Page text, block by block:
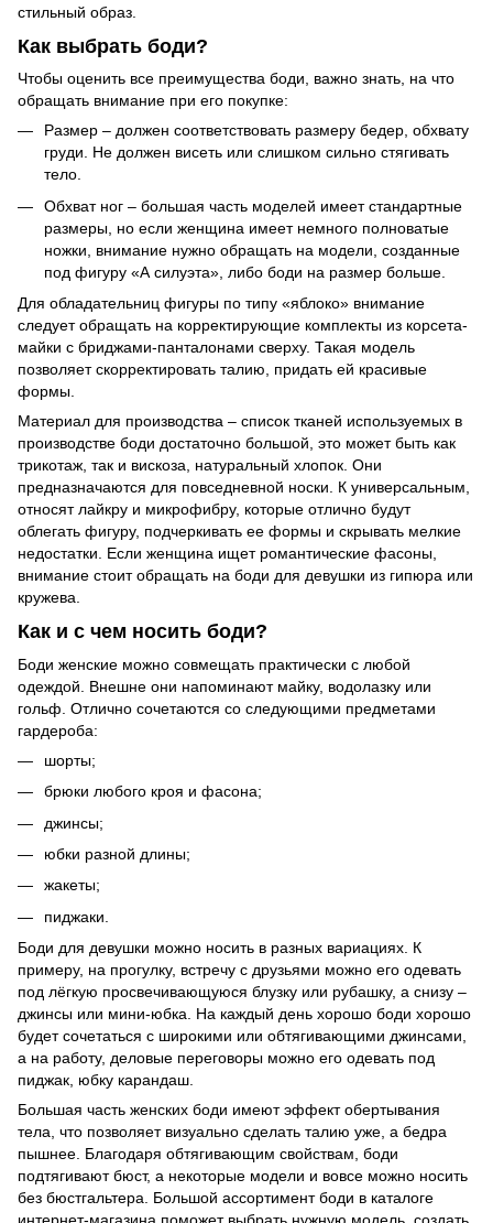
стильный образ.
Как выбрать боди?
Чтобы оценить все преимущества боди, важно знать, на что
обращать внимание при его покупке:
Размер – должен соответствовать размеру бедер, обхвату
груди. Не должен висеть или слишком сильно стягивать
тело.
Обхват ног – большая часть моделей имеет стандартные
размеры, но если женщина имеет немного полноватые
ножки, внимание нужно обращать на модели, созданные
под фигуру «А силуэта», либо боди на размер больше.
Для обладательниц фигуры по типу «яблоко» внимание
следует обращать на корректирующие комплекты из корсета-
майки с бриджами-панталонами сверху. Такая модель
позволяет скорректировать талию, придать ей красивые
формы.
Материал для производства – список тканей используемых в
производстве боди достаточно большой, это может быть как
трикотаж, так и вискоза, натуральный хлопок. Они
предназначаются для повседневной носки. К универсальным,
относят лайкру и микрофибру, которые отлично будут
облегать фигуру, подчеркивать ее формы и скрывать мелкие
недостатки. Если женщина ищет романтические фасоны,
внимание стоит обращать на боди для девушки из гипюра или
кружева.
Как и с чем носить боди?
Боди женские можно совмещать практически с любой
одеждой. Внешне они напоминают майку, водолазку или
гольф. Отлично сочетаются со следующими предметами
гардероба:
шорты;
брюки любого кроя и фасона;
джинсы;
юбки разной длины;
жакеты;
пиджаки.
Боди для девушки можно носить в разных вариациях. К
примеру, на прогулку, встречу с друзьями можно его одевать
под лёгкую просвечивающуюся блузку или рубашку, а снизу –
джинсы или мини-юбка. На каждый день хорошо боди хорошо
будет сочетаться с широкими или обтягивающими джинсами,
а на работу, деловые переговоры можно его одевать под
пиджак, юбку карандаш.
Большая часть женских боди имеют эффект обертывания
тела, что позволяет визуально сделать талию уже, а бедра
пышнее. Благодаря обтягивающим свойствам, боди
подтягивают бюст, а некоторые модели и вовсе можно носить
без бюстгальтера. Большой ассортимент боди в каталоге